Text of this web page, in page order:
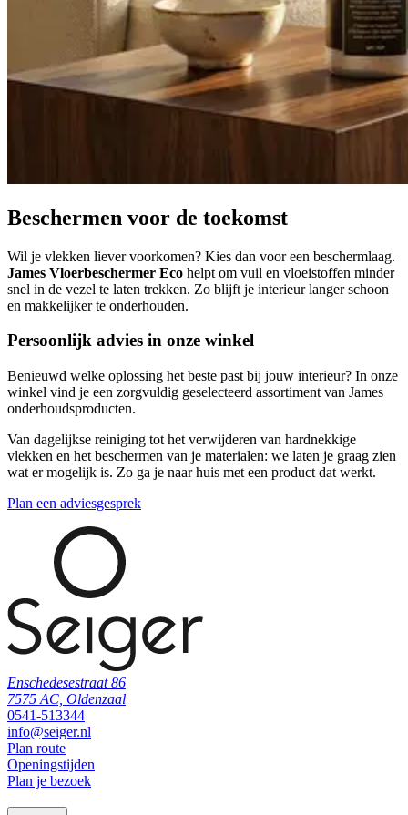
Beschermen voor de toekomst
Wil je vlekken liever voorkomen? Kies dan voor een beschermlaag.
James Vloerbeschermer Eco helpt om vuil en vloeistoffen minder
snel in de vezel te laten trekken. Zo blijft je interieur langer schoon
en makkelijker te onderhouden.
Persoonlijk advies in onze winkel
Benieuwd welke oplossing het beste past bij jouw interieur? In onze
winkel vind je een zorgvuldig geselecteerd assortiment van James
onderhoudsproducten.
Van dagelijkse reiniging tot het verwijderen van hardnekkige
vlekken en het beschermen van je materialen: we laten je graag zien
wat er mogelijk is. Zo ga je naar huis met een product dat werkt.
Plan een adviesgesprek
Enschedesestraat 86
7575 AC, Oldenzaal
0541-513344
info@seiger.nl
Plan route
Openingstijden
Plan je bezoek